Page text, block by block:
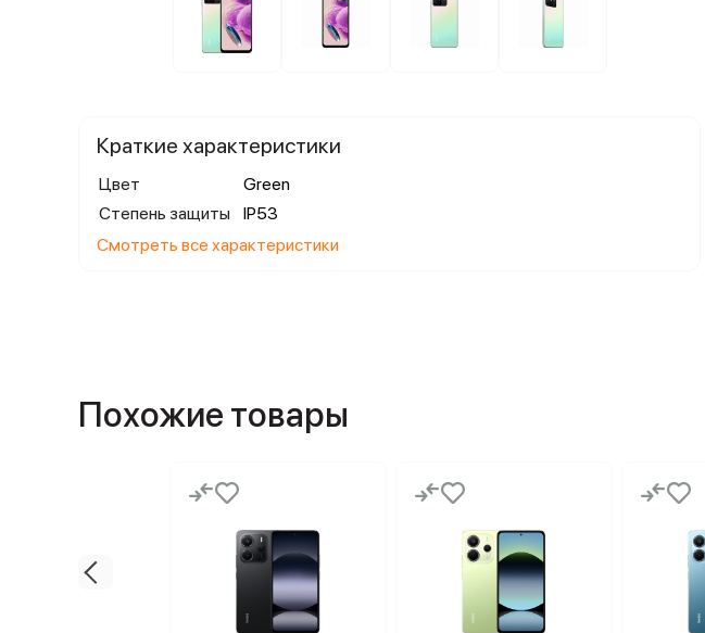
Краткие характеристики
Цвет
Green
Степень защиты
IP53
Смотреть все характеристики
Похожие товары